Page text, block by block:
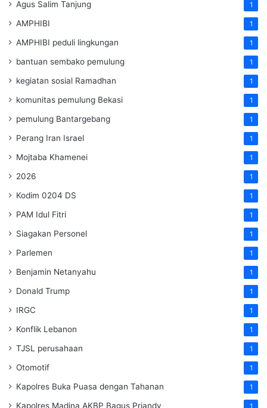
Agus Salim Tanjung 1
AMPHIBI 1
AMPHIBI peduli lingkungan 1
bantuan sembako pemulung 1
kegiatan sosial Ramadhan 1
komunitas pemulung Bekasi 1
pemulung Bantargebang 1
Perang Iran Israel 1
Mojtaba Khamenei 1
2026 1
Kodim 0204 DS 1
PAM Idul Fitri 1
Siagakan Personel 1
Parlemen 1
Benjamin Netanyahu 1
Donald Trump 1
IRGC 1
Konflik Lebanon 1
TJSL perusahaan 1
Otomotif 1
Kapolres Buka Puasa dengan Tahanan 1
Kapolres Madina AKBP Bagus Priandy 1